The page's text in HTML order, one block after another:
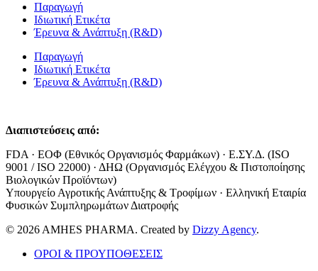
Παραγωγή
Ιδιωτική Ετικέτα
Έρευνα & Ανάπτυξη (R&D)
Παραγωγή
Ιδιωτική Ετικέτα
Έρευνα & Ανάπτυξη (R&D)
Διαπιστεύσεις από:
FDA · ΕΟΦ (Εθνικός Οργανισμός Φαρμάκων) · Ε.ΣΥ.Δ. (ISO
9001 / ISO 22000) · ΔΗΩ (Οργανισμός Ελέγχου & Πιστοποίησης
Βιολογικών Προϊόντων)
Υπουργείο Αγροτικής Ανάπτυξης & Τροφίμων · Ελληνική Εταιρία
Φυσικών Συμπληρωμάτων Διατροφής
© 2026 AMHES PHARMA. Created by Dizzy Agency.
ΟΡΟΙ & ΠΡΟΥΠΟΘΕΣΕΙΣ